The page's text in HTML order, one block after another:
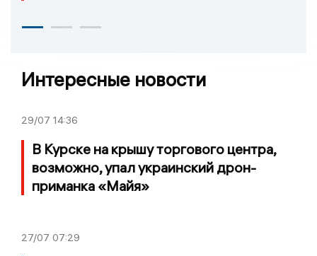
Интересные новости
29/07 14:36
В Курске на крышу торгового центра,
возможно, упал украинский дрон-
приманка «Майя»
27/07 07:29